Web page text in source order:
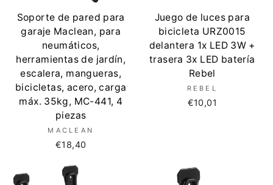
Soporte de pared para
garaje Maclean, para
neumáticos,
herramientas de jardín,
escalera, mangueras,
bicicletas, acero, carga
máx. 35kg, MC-441, 4
piezas
MACLEAN
€18,40
Juego de luces para
bicicleta URZ0015
delantera 1x LED 3W +
trasera 3x LED batería
Rebel
REBEL
€10,01